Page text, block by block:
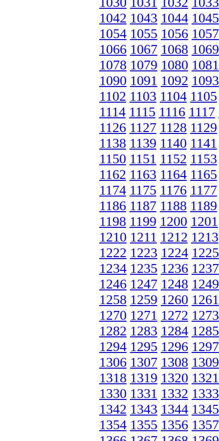
1042 1043 1044 1045
1054 1055 1056 1057
1066 1067 1068 1069
1078 1079 1080 1081
1090 1091 1092 1093
1102 1103 1104 1105
1114 1115 1116 1117
1126 1127 1128 1129
1138 1139 1140 1141
1150 1151 1152 1153
1162 1163 1164 1165
1174 1175 1176 1177
1186 1187 1188 1189
1198 1199 1200 1201
1210 1211 1212 1213
1222 1223 1224 1225
1234 1235 1236 1237
1246 1247 1248 1249
1258 1259 1260 1261
1270 1271 1272 1273
1282 1283 1284 1285
1294 1295 1296 1297
1306 1307 1308 1309
1318 1319 1320 1321
1330 1331 1332 1333
1342 1343 1344 1345
1354 1355 1356 1357